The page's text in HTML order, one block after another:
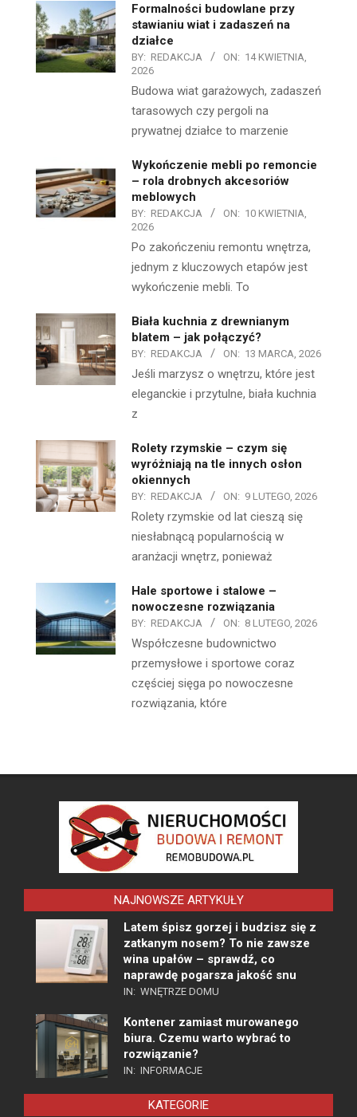
Formalności budowlane przy
stawianiu wiat i zadaszeń na
działce
BY: REDAKCJA ON: 14 KWIETNIA,
2026
Budowa wiat garażowych, zadaszeń
tarasowych czy pergoli na
prywatnej działce to marzenie
Wykończenie mebli po remoncie
– rola drobnych akcesoriów
meblowych
BY: REDAKCJA ON: 10 KWIETNIA,
2026
Po zakończeniu remontu wnętrza,
jednym z kluczowych etapów jest
wykończenie mebli. To
Biała kuchnia z drewnianym
blatem – jak połączyć?
BY: REDAKCJA ON: 13 MARCA, 2026
Jeśli marzysz o wnętrzu, które jest
eleganckie i przytulne, biała kuchnia
z
Rolety rzymskie – czym się
wyróżniają na tle innych osłon
okiennych
BY: REDAKCJA ON: 9 LUTEGO, 2026
Rolety rzymskie od lat cieszą się
niesłabnącą popularnością w
aranżacji wnętrz, ponieważ
Hale sportowe i stalowe –
nowoczesne rozwiązania
BY: REDAKCJA ON: 8 LUTEGO, 2026
Współczesne budownictwo
przemysłowe i sportowe coraz
częściej sięga po nowoczesne
rozwiązania, które
NAJNOWSZE ARTYKUŁY
Latem śpisz gorzej i budzisz się z
zatkanym nosem? To nie zawsze
wina upałów – sprawdź, co
naprawdę pogarsza jakość snu
IN: WNĘTRZE DOMU
Kontener zamiast murowanego
biura. Czemu warto wybrać to
rozwiązanie?
IN: INFORMACJE
KATEGORIE